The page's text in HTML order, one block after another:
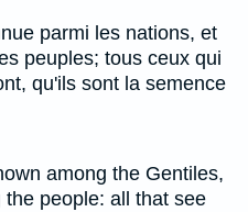
parmi les nations, et
peuples; tous ceux qui
qu'ils sont la semence
among the Gentiles,
people: all that see